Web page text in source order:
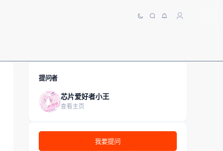
提问者
芯片爱好者小王
查看主页
我要提问